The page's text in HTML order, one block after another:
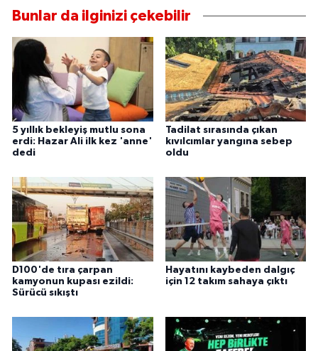
Bunlar da ilginizi çekebilir
5 yıllık bekleyiş mutlu sona
erdi: Hazar Ali ilk kez 'anne'
dedi
Tadilat sırasında çıkan
kıvılcımlar yangına sebep
oldu
D100'de tıra çarpan
kamyonun kupası ezildi:
Sürücü sıkıştı
Hayatını kaybeden dalgıç
için 12 takım sahaya çıktı